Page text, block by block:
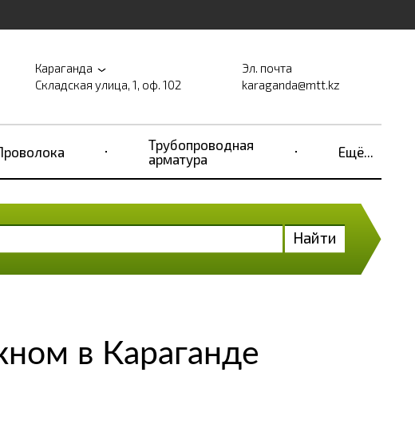
Караганда
Складская улица, 1, оф. 102
Эл. почта
karaganda@mtt.kz
Трубопроводная
арматура
Ещё...
Найти
в Караганде